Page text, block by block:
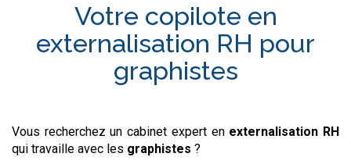
Votre copilote en
externalisation RH pour
graphistes
Vous recherchez un cabinet expert en externalisation RH
qui travaille avec les graphistes ?